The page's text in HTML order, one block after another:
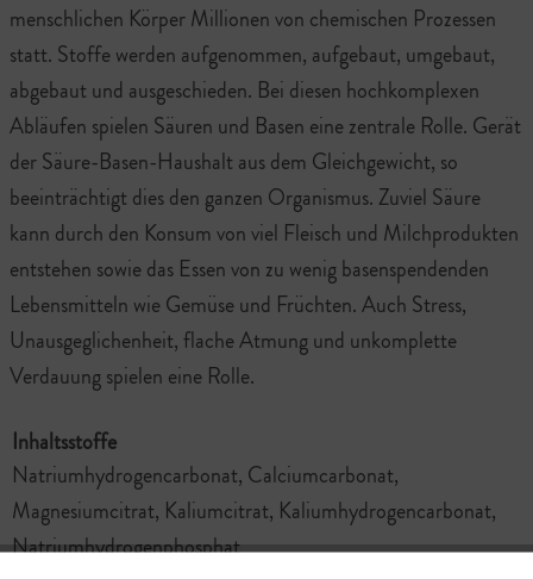
menschlichen Körper Millionen von chemischen Prozessen
statt. Stoffe werden aufgenommen, aufgebaut, umgebaut,
abgebaut und ausgeschieden. Bei diesen hochkomplexen
Abläufen spielen Säuren und Basen eine zentrale Rolle. Gerät
der Säure-Basen-Haushalt aus dem Gleichgewicht, so
beeinträchtigt dies den ganzen Organismus. Zuviel Säure
kann durch den Konsum von viel Fleisch und Milchprodukten
entstehen sowie das Essen von zu wenig basenspendenden
Lebensmitteln wie Gemüse und Früchten. Auch Stress,
Unausgeglichenheit, flache Atmung und unkomplette
Verdauung spielen eine Rolle.
Inhaltsstoffe
Natriumhydrogencarbonat, Calciumcarbonat,
Magnesiumcitrat, Kaliumcitrat, Kaliumhydrogencarbonat,
Natriumhydrogenphosphat